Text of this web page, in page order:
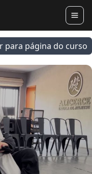
para página do curso